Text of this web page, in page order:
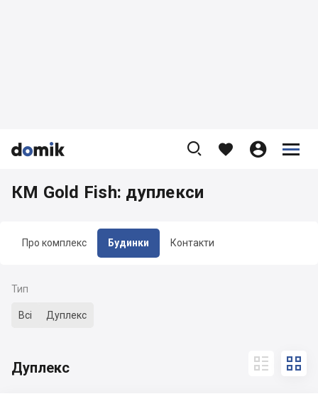


    


Про комплекс Будинки Контакти
КМ Gold Fish: дуплекси
Тип
Всі Дуплекс
Дуплекс  